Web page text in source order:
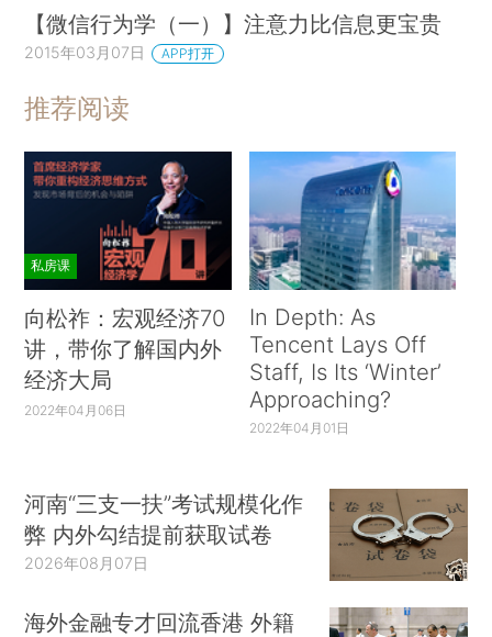
【微信行为学（一）】注意力比信息更宝贵
2015年03月07日 APP打开
推荐阅读
私房课
向松祚：宏观经济70
讲，带你了解国内外
经济大局
2022年04月06日
In Depth: As
Tencent Lays Off
Staff, Is Its ‘Winter’
Approaching?
2022年04月01日
河南“三支一扶”考试规模化作
弊 内外勾结提前获取试卷
2026年08月07日
海外金融专才回流香港 外籍